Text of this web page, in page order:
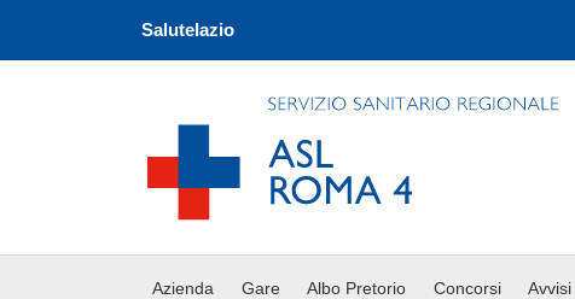
Salutelazio
Azienda Gare Albo Pretorio Concorsi Avvisi